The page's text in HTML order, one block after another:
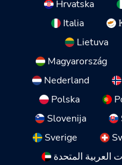
Hrvatska
Italia
Lietuva
Magyarország
Nederland
Polska
Slovenija
Sverige
العربية المتحدة